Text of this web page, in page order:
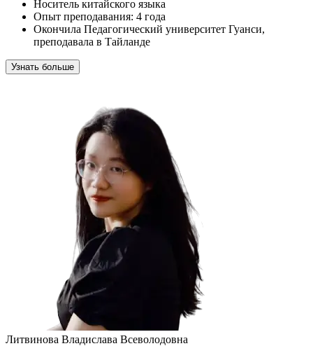
Носитель китайского языка
Опыт преподавания: 4 года
Окончила Педагогический университет Гуанси,
преподавала в Тайланде
Узнать больше
Литвинова Владислава Всеволодовна